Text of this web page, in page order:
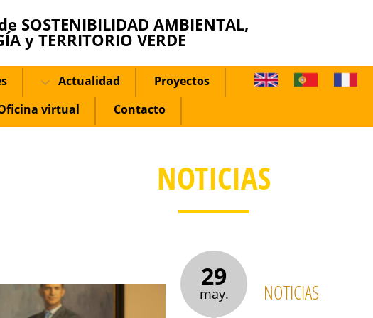
SOSTENIBILIDAD AMBIENTAL,
y TERRITORIO VERDE
Actualidad
Proyectos
virtual Contacto
NOTICIAS
29
may. NOTICIAS